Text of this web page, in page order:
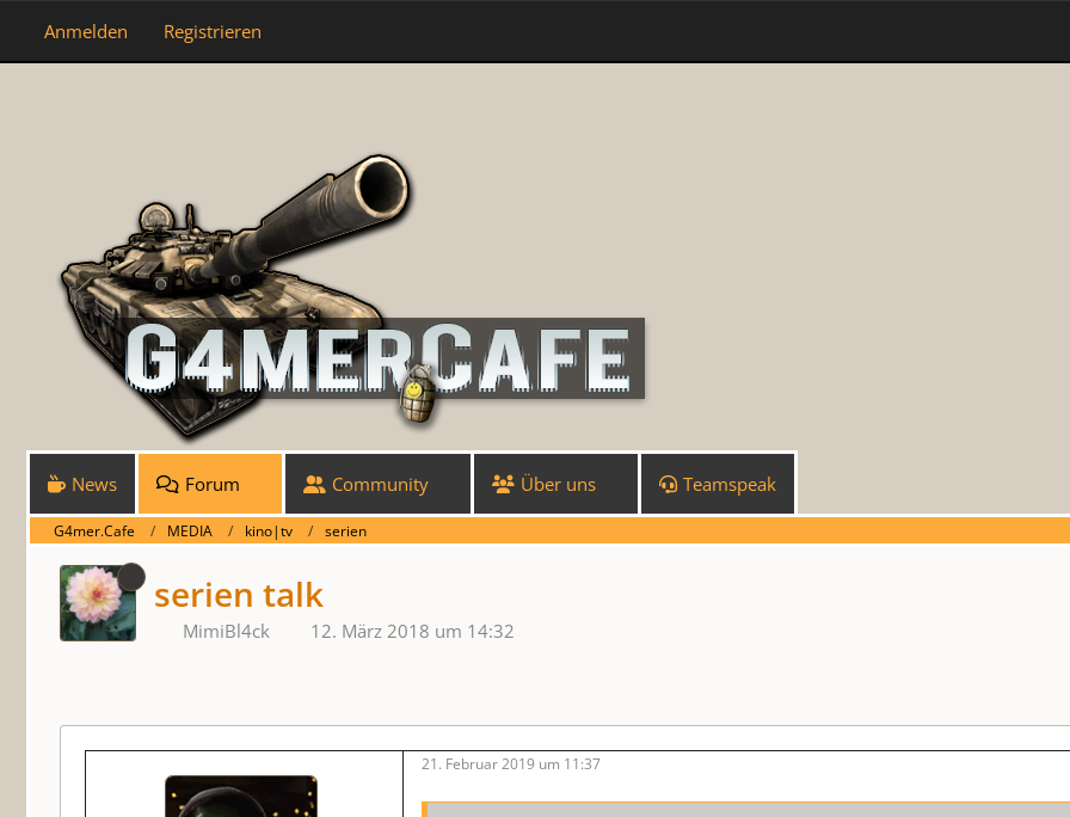
News Forum Community Über uns Teamspeak
Anmelden Registrieren
G4mer.Cafe MEDIA kino|tv serien
serien talk
MimiBl4ck 12. März 2018 um 14:32
21. Februar 2019 um 11:37